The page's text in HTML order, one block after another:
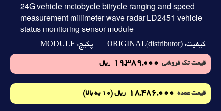
24G vehicle motobycle bitrycle ranging and speed
measurement millimeter wave radar LD2451 vehicle
status monitoring sensor module
کیفیت: ORIGINAL(distributor) پکیج: MODULE
قیمت تک فروشی 19,389,000 ریال
قیمت عمده 18,486,000 ریال (10 به بالا)